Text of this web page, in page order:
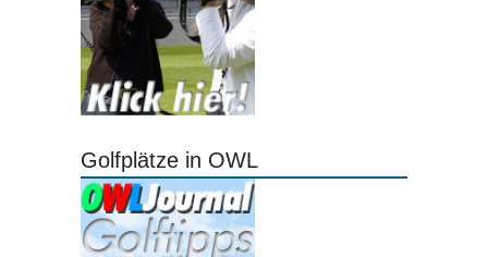
Golfplätze in OWL